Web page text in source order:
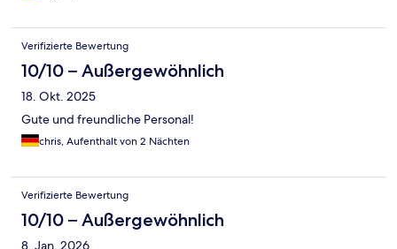
Verifizierte Bewertung
10/10 – Außergewöhnlich
18. Okt. 2025
Gute und freundliche Personal!
chris, Aufenthalt von 2 Nächten
Verifizierte Bewertung
10/10 – Außergewöhnlich
8. Jan. 2026